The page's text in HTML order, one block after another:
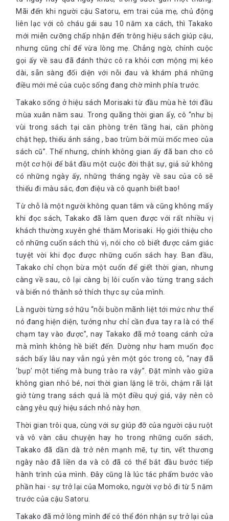
Mãi đến khi người cậu Satoru, em trai của mẹ, chủ động
liên lạc với cô cháu gái sau 10 năm xa cách, thì Takako
mới miễn cưỡng chấp nhận đến trông hiệu sách giúp cậu,
nhưng cũng chỉ để vừa lòng mẹ. Chẳng ngờ, chính cuộc
gọi ấy về sau đã đánh thức cô ra khỏi cơn mộng mị kéo
dài, sẵn sàng đối diện với nỗi đau và khám phá những
điều mới mẻ của cuộc sống đang chờ mình phía trước.
Takako sống ở hiệu sách Morisaki từ đầu mùa hè tới đầu
mùa xuân năm sau. Trong quãng thời gian ấy, cô “như bị
vùi trong sách tại căn phòng trên tầng hai, căn phòng
chật hẹp, thiếu ánh sáng , bao trùm bởi mùi mốc meo của
sách cũ”. Thế nhưng, chính không gian ấy đã ban cho cô
một cơ hội để bắt đầu một cuộc đời thật sự, giả sử không
có những ngày ấy, những tháng ngày về sau của cô sẽ
thiếu đi màu sắc, đơn điệu và cô quạnh biết bao!
Từ chỗ là một người không quan tâm và cũng không mấy
khi đọc sách, Takako đã làm quen được với rất nhiều vị
khách thường xuyên ghé thăm Morisaki. Họ giới thiệu cho
cô những cuốn sách thú vị, nói cho cô biết được cảm giác
tuyệt vời khi đọc được những cuốn sách hay. Ban đầu,
Takako chỉ chọn bừa một cuốn để giết thời gian, nhưng
càng về sau, cô lại càng bị lôi cuốn vào từng trang sách
và biến nó thành sở thích thực sự của mình.
Là người từng sở hữu “nỗi buồn mãnh liệt tới mức như thể
nó đang hiện diện, tưởng như chỉ cần đưa tay ra là có thể
chạm tay vào được”, nay Takako đã mở toang cánh cửa
mà mình không hề biết đến. Dường như ham muốn đọc
sách bấy lâu nay vẫn ngủ yên một góc trong cô, “nay đã
‘bụp’ một tiếng mà bung trào ra vậy”. Đặt mình vào giữa
không gian nhỏ bé, nơi thời gian lặng lẽ trôi, chậm rãi lật
giở từng trang sách quả là một điều quý giá, vậy nên cô
càng yêu quý hiệu sách nhỏ này hơn.
Thời gian trôi qua, cùng với sự giúp đỡ của người cậu ruột
và vô vàn câu chuyện hay ho trong những cuốn sách,
Takako đã dần dà trở nên mạnh mẽ, tự tin, vết thương
ngày nào đã liền da và cô đã có thể bắt đầu bước tiếp
hành trình của mình. Đây cũng là lúc tác phẩm bước vào
phần hai - sự trở lại của Momoko, người vợ bỏ đi từ 5 năm
trước của cậu Satoru.
Takako đã mở lòng mình để có thể đón nhận sự trở lại của